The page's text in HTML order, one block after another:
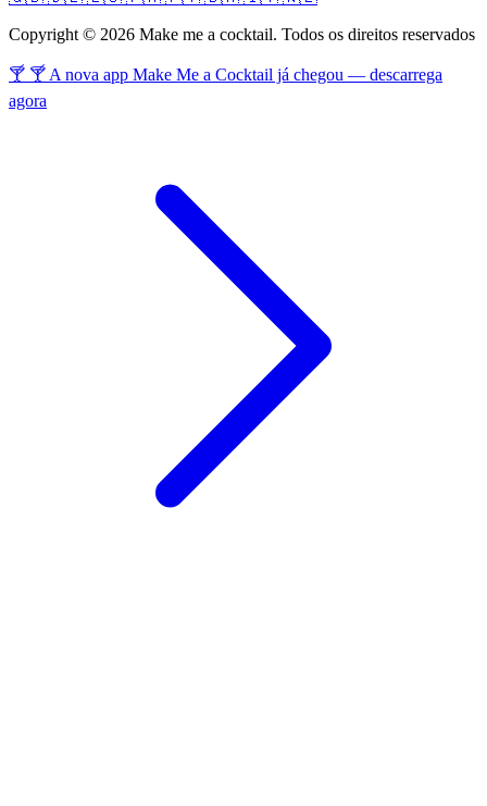
Copyright © 2026 Make me a cocktail. Todos os direitos reservados
🍸 🍸 A nova app Make Me a Cocktail já chegou — descarrega
agora